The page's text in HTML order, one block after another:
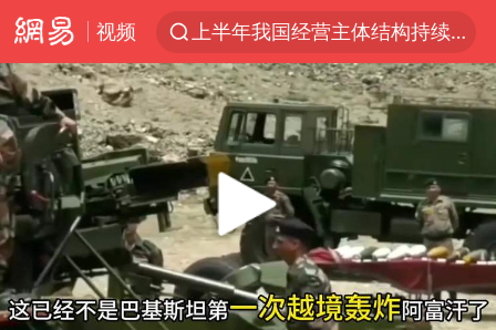
视频
上半年我国经营主体结构持续优化
杭州机场已取消航班388架次
《披荆斩棘2026》阵容官宣
白海豚北上或致京津冀暴雨
中国第1高楼阻尼器摆动明显
上海有出现龙卷潜势
国足U17与阿森纳决赛取消 并列冠军
2025年小学教师减少13.19万
00:00 01:10